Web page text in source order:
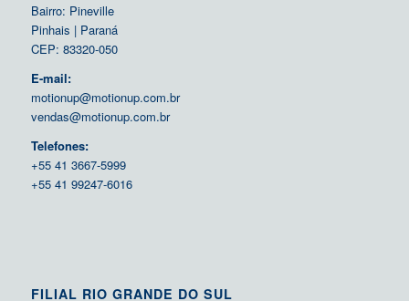
Bairro: Pineville
Pinhais | Paraná
CEP: 83320-050
E-mail:
motionup@motionup.com.br
vendas@motionup.com.br
Telefones:
+55 41 3667-5999
+55 41 99247-6016
FILIAL RIO GRANDE DO SUL